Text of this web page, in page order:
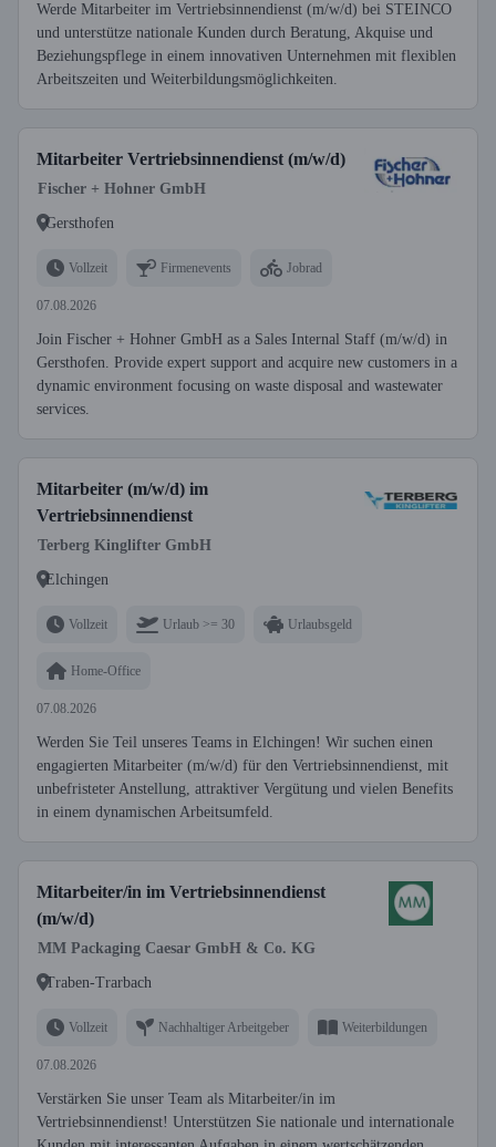
Werde Mitarbeiter im Vertriebsinnendienst (m/w/d) bei STEINCO
und unterstütze nationale Kunden durch Beratung, Akquise und
Beziehungspflege in einem innovativen Unternehmen mit flexiblen
Arbeitszeiten und Weiterbildungsmöglichkeiten.
Mitarbeiter Vertriebsinnendienst (m/w/d)
Fischer + Hohner GmbH
Gersthofen
Vollzeit Firmenevents Jobrad
07.08.2026
Join Fischer + Hohner GmbH as a Sales Internal Staff (m/w/d) in
Gersthofen. Provide expert support and acquire new customers in a
dynamic environment focusing on waste disposal and wastewater
services.
Mitarbeiter (m/w/d) im
Vertriebsinnendienst
Terberg Kinglifter GmbH
Elchingen
Vollzeit Urlaub >= 30 Urlaubsgeld
Home-Office
07.08.2026
Werden Sie Teil unseres Teams in Elchingen! Wir suchen einen
engagierten Mitarbeiter (m/w/d) für den Vertriebsinnendienst, mit
unbefristeter Anstellung, attraktiver Vergütung und vielen Benefits
in einem dynamischen Arbeitsumfeld.
Mitarbeiter/in im Vertriebsinnendienst
(m/w/d)
MM Packaging Caesar GmbH & Co. KG
Traben-Trarbach
Vollzeit Nachhaltiger Arbeitgeber Weiterbildungen
07.08.2026
Verstärken Sie unser Team als Mitarbeiter/in im
Vertriebsinnendienst! Unterstützen Sie nationale und internationale